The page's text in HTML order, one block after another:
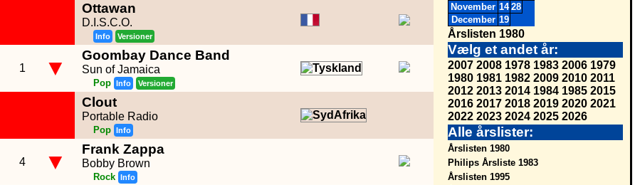
Ottawan
D.I.S.C.O.
Info Versioner
1 ▼ Goombay Dance Band
Sun of Jamaica
Pop Info Versioner
Clout
Portable Radio
Pop Info
4 ▼ Frank Zappa
Bobby Brown
Rock Info
November 14 28
December 19
Årslisten 1980
Vælg et andet år:
2007 2008 1978 1983 2006 1979
1980 1981 1982 2009 2010 2011
2012 2013 2014 1984 1985 2015
2016 2017 2018 2019 2020 2021
2022 2023 2024 2025 2026
Alle årslister:
Årslisten 1980
Philips Årsliste 1983
Årslisten 1995